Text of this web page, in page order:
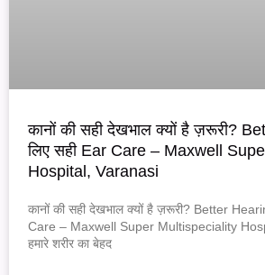
कानों की सही देखभाल क्यों है ज़रूरी?
लिए सही Ear Care – Maxwell
Hospital, Varanasi
कानों की सही देखभाल क्यों है ज़रूरी? Better
Care – Maxwell Super Multispeciality
हमारे शरीर का बेहद